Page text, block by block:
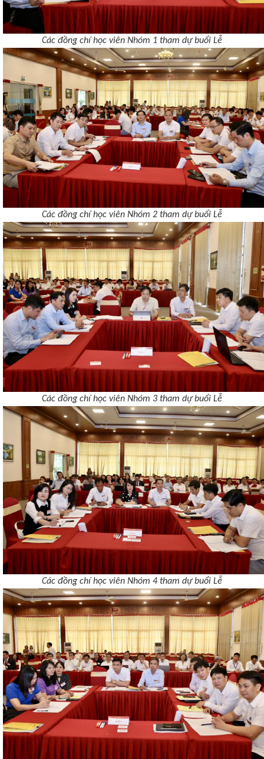
Các đồng chí học viên Nhóm 1 tham dự buổi Lễ
Các đồng chí học viên Nhóm 2 tham dự buổi Lễ
Các đồng chí học viên Nhóm 3 tham dự buổi Lễ
Các đồng chí học viên Nhóm 4 tham dự buổi Lễ